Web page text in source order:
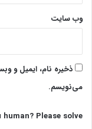
وب‌ سایت
ذخیره نام، ایمیل و
می‌نویسم.
Please solve: